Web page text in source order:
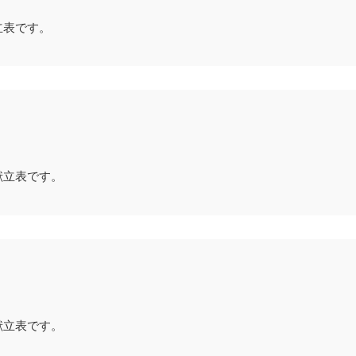
です。
表です。
表です。